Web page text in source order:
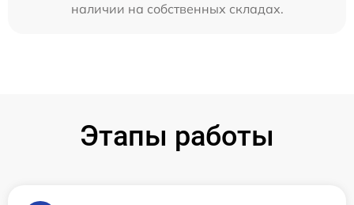
наличии на собственных складах.
Этапы работы